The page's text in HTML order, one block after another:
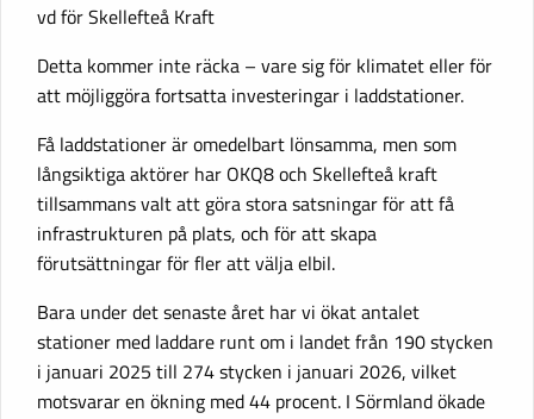
vd för Skellefteå Kraft
Detta kommer inte räcka – vare sig för klimatet eller för
att möjliggöra fortsatta investeringar i laddstationer.
Få laddstationer är omedelbart lönsamma, men som
långsiktiga aktörer har OKQ8 och Skellefteå kraft
tillsammans valt att göra stora satsningar för att få
infrastrukturen på plats, och för att skapa
förutsättningar för fler att välja elbil.
Bara under det senaste året har vi ökat antalet
stationer med laddare runt om i landet från 190 stycken
i januari 2025 till 274 stycken i januari 2026, vilket
motsvarar en ökning med 44 procent. I Sörmland ökade